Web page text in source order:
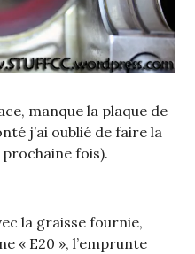
manque la plaque de
j’ai oublié de faire la
prochaine fois).
la graisse fournie,
« E20 », l’emprunte